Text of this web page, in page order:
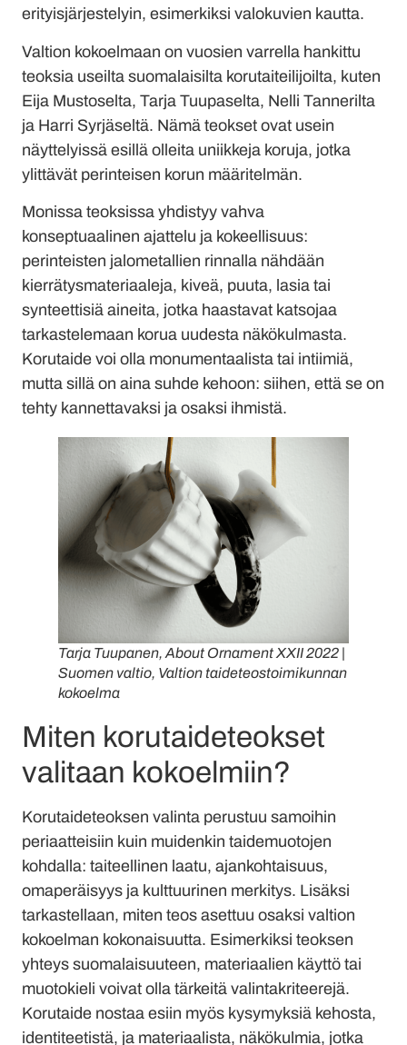
erityisjärjestelyin, esimerkiksi valokuvien kautta.
Valtion kokoelmaan on vuosien varrella hankittu
teoksia useilta suomalaisilta korutaiteilijoilta, kuten
Eija Mustoselta, Tarja Tuupaselta, Nelli Tannerilta
ja Harri Syrjäseltä. Nämä teokset ovat usein
näyttelyissä esillä olleita uniikkeja koruja, jotka
ylittävät perinteisen korun määritelmän.
Monissa teoksissa yhdistyy vahva
konseptuaalinen ajattelu ja kokeellisuus:
perinteisten jalometallien rinnalla nähdään
kierrätysmateriaaleja, kiveä, puuta, lasia tai
synteettisiä aineita, jotka haastavat katsojaa
tarkastelemaan korua uudesta näkökulmasta.
Korutaide voi olla monumentaalista tai intiimiä,
mutta sillä on aina suhde kehoon: siihen, että se on
tehty kannettavaksi ja osaksi ihmistä.
Tarja Tuupanen, About Ornament XXII 2022 |
Suomen valtio, Valtion taideteostoimikunnan
kokoelma
Miten korutaideteokset
valitaan kokoelmiin?
Korutaideteoksen valinta perustuu samoihin
periaatteisiin kuin muidenkin taidemuotojen
kohdalla: taiteellinen laatu, ajankohtaisuus,
omaperäisyys ja kulttuurinen merkitys. Lisäksi
tarkastellaan, miten teos asettuu osaksi valtion
kokoelman kokonaisuutta. Esimerkiksi teoksen
yhteys suomalaisuuteen, materiaalien käyttö tai
muotokieli voivat olla tärkeitä valintakriteerejä.
Korutaide nostaa esiin myös kysymyksiä kehosta,
identiteetistä, ja materiaalista, näkökulmia, jotka